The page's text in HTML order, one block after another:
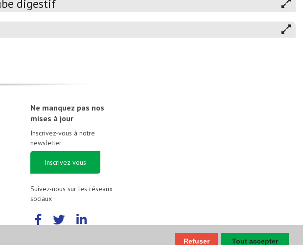
Refuser Tout accepter
digestif
Ne manquez pas nos
mises à jour
Inscrivez-vous à notre
newsletter
Inscrivez-vous
Suivez-nous sur les réseaux
sociaux